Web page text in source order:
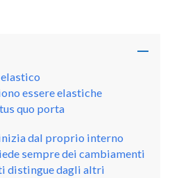
elastico
essere elastiche
quo porta
dal proprio interno
sempre dei cambiamenti
distingue dagli altri